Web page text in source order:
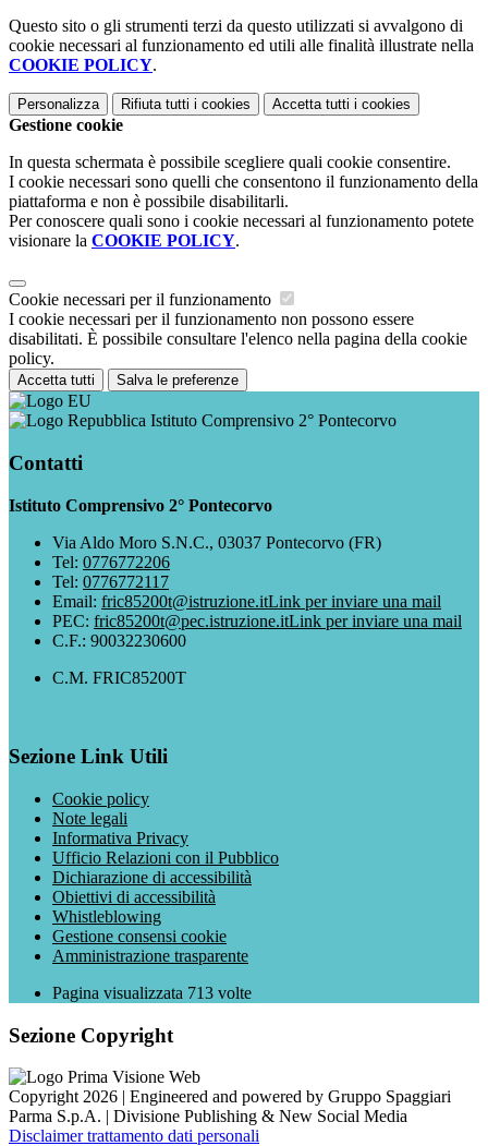
Questo sito o gli strumenti terzi da questo utilizzati si avvalgono di
cookie necessari al funzionamento ed utili alle finalità illustrate nella
COOKIE POLICY.
Personalizza Rifiuta tutti i cookies Accetta tutti i cookies
Gestione cookie
In questa schermata è possibile scegliere quali cookie consentire.
I cookie necessari sono quelli che consentono il funzionamento della
piattaforma e non è possibile disabilitarli.
Per conoscere quali sono i cookie necessari al funzionamento potete
visionare la COOKIE POLICY.
Cookie necessari per il funzionamento
I cookie necessari per il funzionamento non possono essere
disabilitati. È possibile consultare l'elenco nella pagina della cookie
policy.
Accetta tutti Salva le preferenze
Istituto Comprensivo 2° Pontecorvo
Contatti
Istituto Comprensivo 2° Pontecorvo
Via Aldo Moro S.N.C., 03037 Pontecorvo (FR)
Tel: 0776772206
Tel: 0776772117
Email: fric85200t@istruzione.itLink per inviare una mail
PEC: fric85200t@pec.istruzione.itLink per inviare una mail
C.F.: 90032230600
C.M. FRIC85200T
Sezione Link Utili
Cookie policy
Note legali
Informativa Privacy
Ufficio Relazioni con il Pubblico
Dichiarazione di accessibilità
Obiettivi di accessibilità
Whistleblowing
Gestione consensi cookie
Amministrazione trasparente
Pagina visualizzata 713 volte
Sezione Copyright
Copyright 2026 | Engineered and powered by Gruppo Spaggiari
Parma S.p.A. | Divisione Publishing & New Social Media
Disclaimer trattamento dati personali